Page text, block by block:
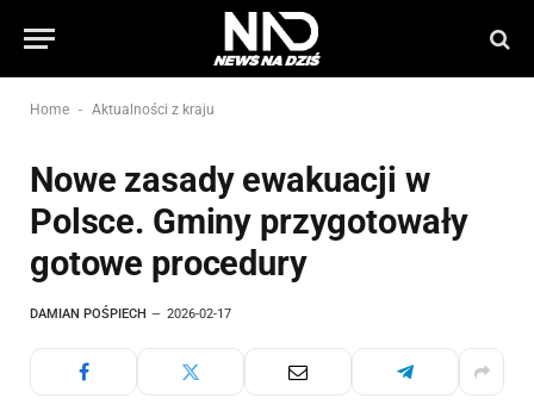
Home - Aktualności z kraju
Nowe zasady ewakuacji w
Polsce. Gminy przygotowały
gotowe procedury
DAMIAN POŚPIECH 2026-02-17